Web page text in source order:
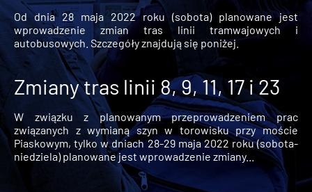
Od dnia 28 maja 2022 roku (sobota) planowane jest
wprowadzenie zmian tras linii tramwajowych i
autobusowych. Szczegóły znajdują się poniżej.
Zmiany tras linii 8, 9, 11, 17 i 23
W związku z planowanym przeprowadzeniem prac
związanych z wymianą szyn w torowisku przy moście
Piaskowym, tylko w dniach 28-29 maja 2022 roku (sobota-
niedziela) planowane jest wprowadzenie zmiany...